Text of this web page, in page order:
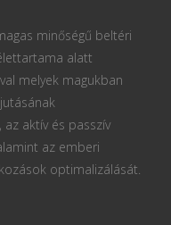
minőségű beltéri
alatt
melyek magukban
aktív és passzív
az emberi
optimalizálását.